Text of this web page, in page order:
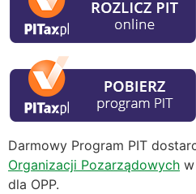
Darmowy Program PIT
Organizacji Pozarządowych
dla OPP.